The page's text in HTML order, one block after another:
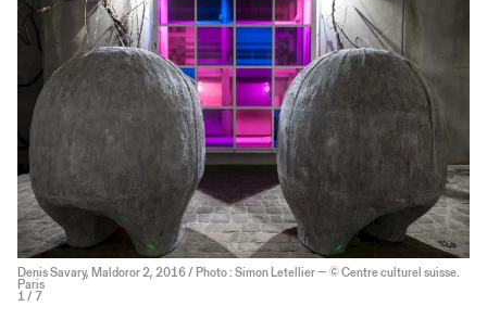
Denis Savary, Maldoror 2, 2016 / Photo : Simon Letellier — © Centre culturel suisse.
Paris
1 / 7